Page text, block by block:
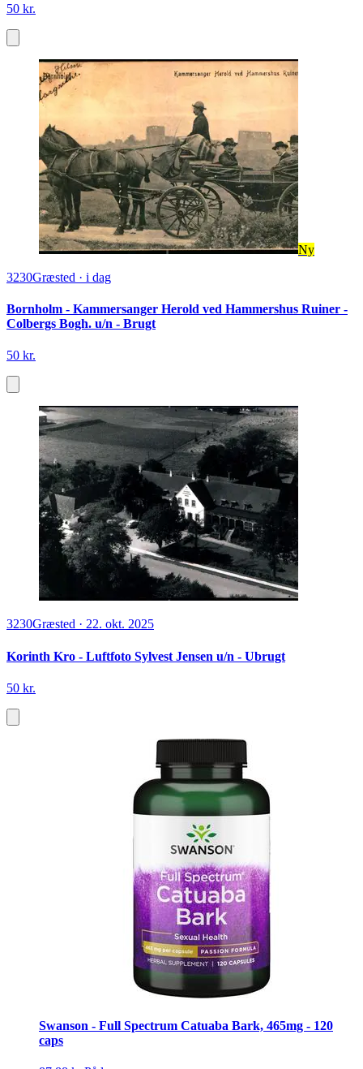
50 kr.
Ny
3230Græsted · i dag
Bornholm - Kammersanger Herold ved Hammershus Ruiner -
Colbergs Bogh. u/n - Brugt
50 kr.
3230Græsted · 22. okt. 2025
Korinth Kro - Luftfoto Sylvest Jensen u/n - Ubrugt
50 kr.
Swanson - Full Spectrum Catuaba Bark, 465mg - 120
caps